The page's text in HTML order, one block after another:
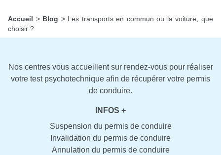
Accueil > Blog > Les transports en commun ou la voiture, que
choisir ?
Nos centres vous accueillent sur rendez-vous pour réaliser
votre test psychotechnique afin de récupérer votre permis
de conduire.
INFOS +
Suspension du permis de conduire
Invalidation du permis de conduire
Annulation du permis de conduire